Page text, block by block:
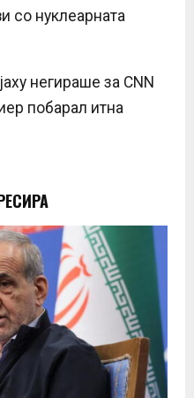
со нуклеарната
негираше за CNN
побарал итна